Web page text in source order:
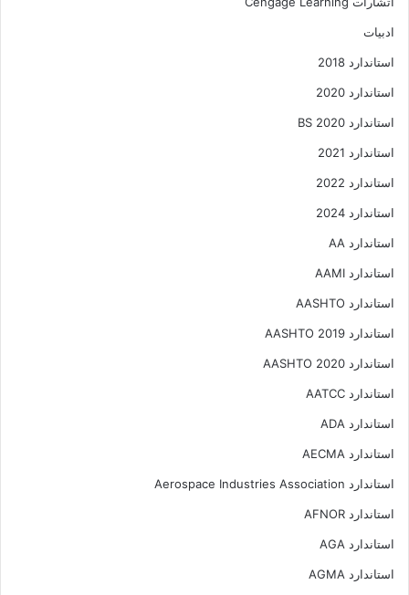
ادبیات
استاندارد 2018
استاندارد 2020
استاندارد 2020 BS
استاندارد 2021
استاندارد 2022
استاندارد 2024
استاندارد AA
استاندارد AAMI
استاندارد AASHTO
استاندارد AASHTO 2019
استاندارد AASHTO 2020
استاندارد AATCC
استاندارد ADA
استاندارد AECMA
استاندارد Aerospace Industries Association
استاندارد AFNOR
استاندارد AGA
استاندارد AGMA